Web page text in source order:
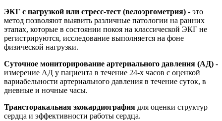
ЭКГ с нагрузкой или стресс-тест (велоэргометрия) - это
метод позволяют выявить различные патологии на ранних
этапах, которые в состоянии покоя на классической ЭКГ не
регистрируются, исследование выполняется на фоне
физической нагрузки.
Суточное мониторирование артериального давления (АД) -
измерение АД у пациента в течение 24-х часов с оценкой
вариабельности артериального давления в течение суток, в
дневные и ночные часы.
Трансторакальная эхокардиография для оценки структур
сердца и эффективности работы сердца.